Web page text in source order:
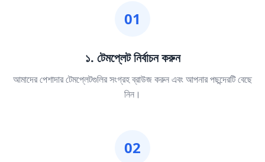
01
১. টেমপ্লেট নির্বাচন করুন
আমাদের পেশাদার টেমপ্লেটগুলির সংগ্রহ ব্রাউজ করুন এবং আপনার পছন্দেরটি বেছে
নিন।
02